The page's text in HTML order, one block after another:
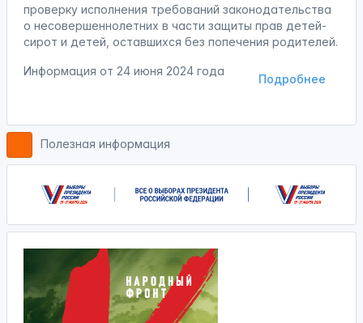
проверку исполнения требований законодательства
о несовершеннолетних в части защиты прав детей-
сирот и детей, оставшихся без попечения родителей.
Подробнее
Информация от 24 июня 2024 года
Полезная информация